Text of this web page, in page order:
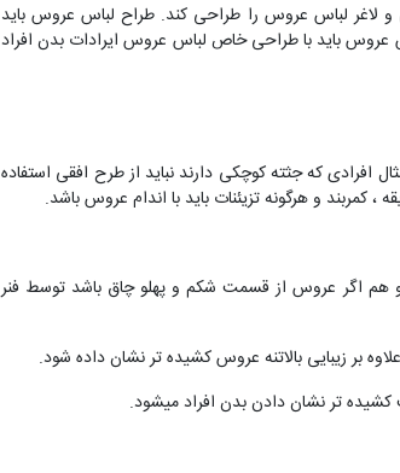
و لاغر لباس عروس را طراحی کند. طراح لباس عروس باید
باید با طراحی خاص لباس عروس ایرادات بدن افراد
که جثته کوچکی دارند نباید از طرح افقی استفاده
و هرگونه تزیئنات باید با اندام عروس باشد.
هم اگر عروس از قسمت شکم و پهلو چاق باشد توسط فنر
بر زیبایی بالاتنه عروس کشیده تر نشان داده شود.
کشیده تر نشان دادن بدن افراد میشود.